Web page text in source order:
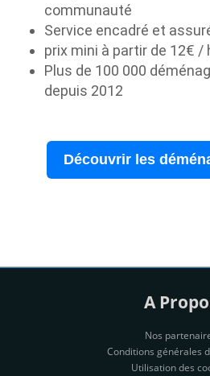
communauté
Service encadré et
prix mini à partir de 12€ /
Plus de 100 000
depuis 2012
Découvrir les
A
Nos
Conditions générales
Utilisation des